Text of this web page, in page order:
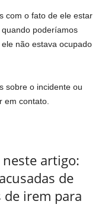
com o fato de ele estar
poderíamos
não estava ocupado
sobre o incidente ou
em contato.
artigo:
de
de irem para